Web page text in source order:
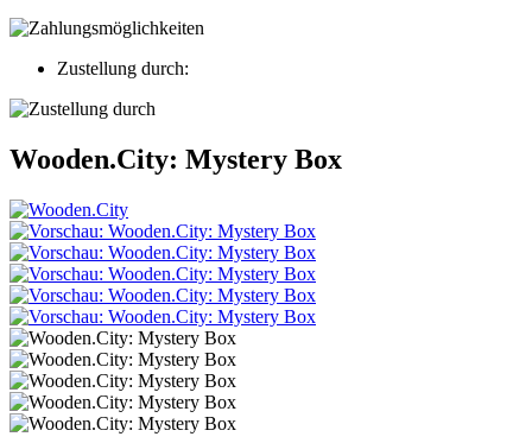
Zustellung durch:
Wooden.City: Mystery Box